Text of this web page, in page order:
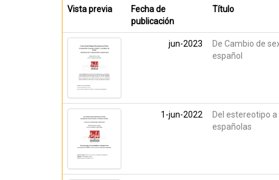
Vista previa
Fecha de
publicación
Título
jun-2023
De Cambio de
español
1-jun-2022
Del estereotipo
españolas